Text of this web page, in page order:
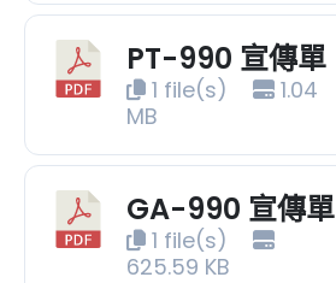
PT-990 宣傳單
1 file(s)
1.04
MB
GA-990 宣傳單
1 file(s)
625.59 KB